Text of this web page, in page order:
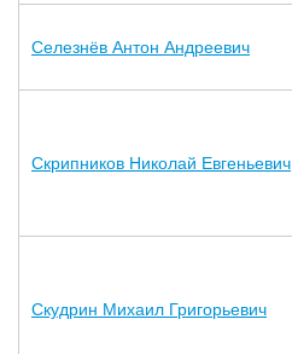
Селезнёв Антон Андреевич
Скрипников Николай Евгеньевич
Скудрин Михаил Григорьевич